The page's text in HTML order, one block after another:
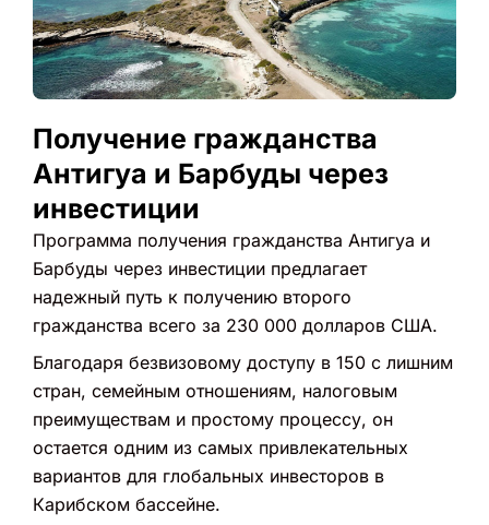
Получение гражданства
Антигуа и Барбуды через
инвестиции
Программа получения гражданства Антигуа и
Барбуды через инвестиции предлагает
надежный путь к получению второго
гражданства всего за 230 000 долларов США.
Благодаря безвизовому доступу в 150 с лишним
стран, семейным отношениям, налоговым
преимуществам и простому процессу, он
остается одним из самых привлекательных
вариантов для глобальных инвесторов в
Карибском бассейне.